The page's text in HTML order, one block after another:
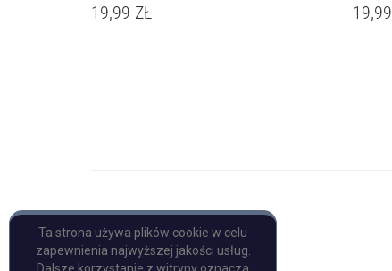
19,99 ZŁ 19,99
Copyright © Pulp Books
Ta strona używa plików cookie w celu
zapewnienia najwyższej jakości usług.